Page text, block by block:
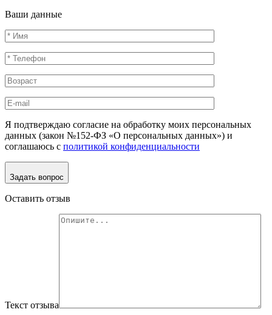
Ваши данные
Я подтверждаю согласие на обработку моих персональных
данных (закон №152-ФЗ «О персональных данных») и
соглашаюсь с политикой конфиденциальности
Задать вопрос
Оставить отзыв
Текст отзыва